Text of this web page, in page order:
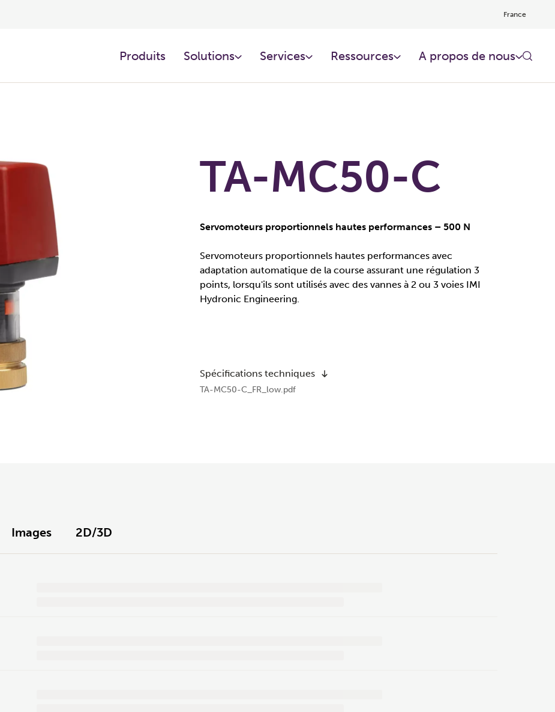
France
Produits Solutions Services​ Ressources​ A propos de nous
TA-MC50-C
Servomoteurs proportionnels hautes performances – 500 N
Servomoteurs proportionnels hautes performances avec
adaptation automatique de la course assurant une régulation 3
points, lorsqu'ils sont utilisés avec des vannes à 2 ou 3 voies IMI
Hydronic Engineering.
Spécifications techniques
TA-MC50-C_FR_low.pdf
Images 2D/3D